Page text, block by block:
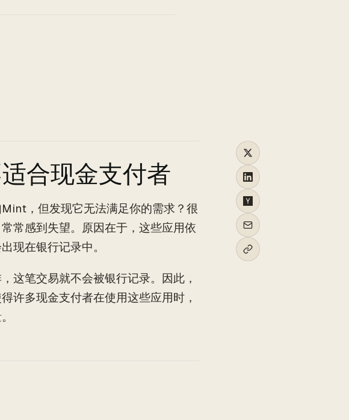
合现金支付者
，但发现它无法满足你的需求？很
常感到失望。原因在于，这些应用依
现在银行记录中。
这笔交易就不会被银行记录。因此，
许多现金支付者在使用这些应用时，